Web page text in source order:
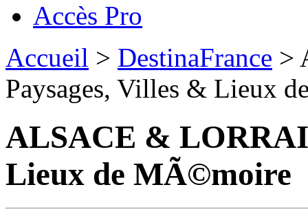
Accès Pro
Accueil > DestinaFrance >
Paysages, Villes & Lieux
ALSACE &
Lieux de MÃ©moire